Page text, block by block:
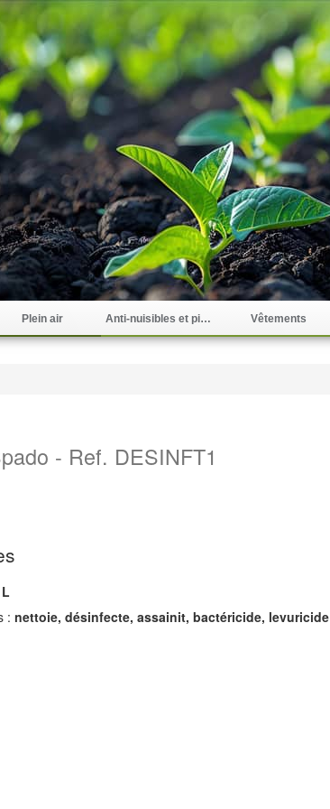
Plein air Anti-nuisibles et pièges Vêtements
- Ref. DESINFT1
: nettoie, désinfecte, assainit, bactéricide, levuricide